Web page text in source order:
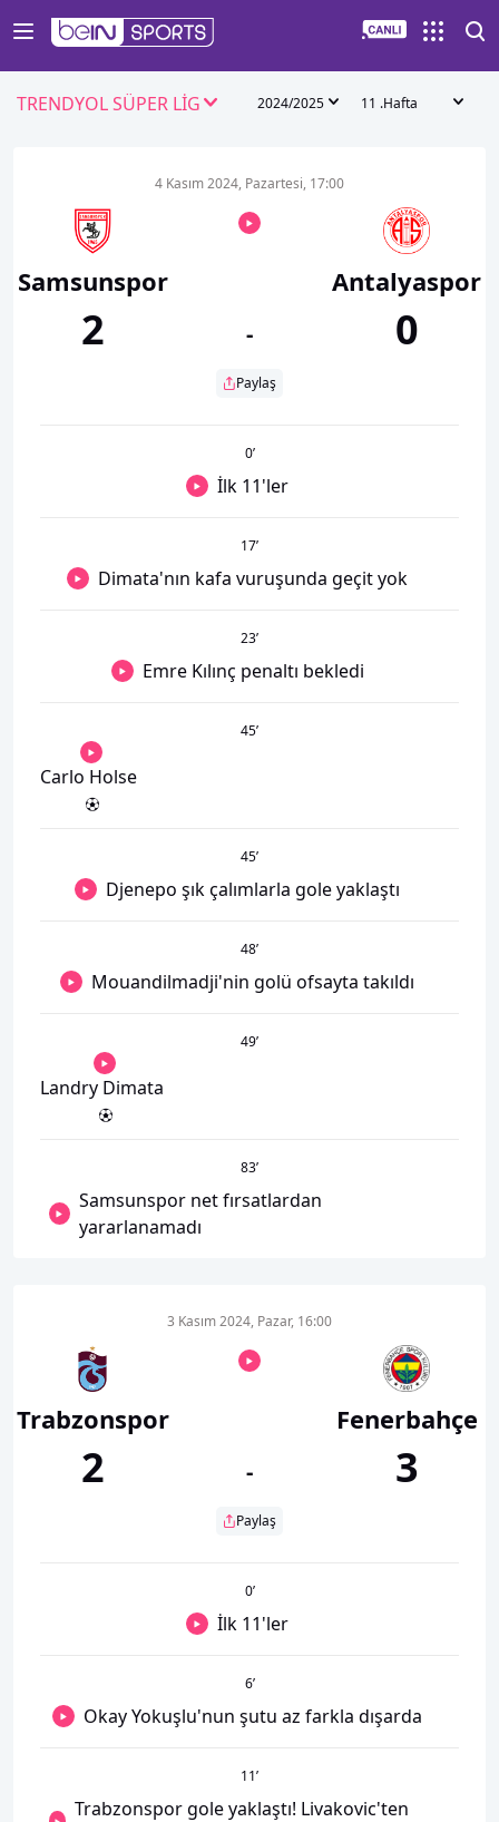
TRENDYOL SÜPER LİG 2024/2025 11 .Hafta
Samsunspor
2
4 Kasım 2024, Pazartesi, 17:00
-
Paylaş
Antalyaspor
0
0’
İlk 11'ler
17’
Dimata'nın kafa vuruşunda geçit yok
23’
Emre Kılınç penaltı bekledi
45’
Carlo Holse
45’
Djenepo şık çalımlarla gole yaklaştı
48’
Mouandilmadji'nin golü ofsayta takıldı
49’
Landry Dimata
83’
Samsunspor net fırsatlardan
yararlanamadı
Trabzonspor
2
3 Kasım 2024, Pazar, 16:00
-
Paylaş
Fenerbahçe
3
0’
İlk 11'ler
6’
Okay Yokuşlu'nun şutu az farkla dışarda
11’
Trabzonspor gole yaklaştı! Livakovic'ten